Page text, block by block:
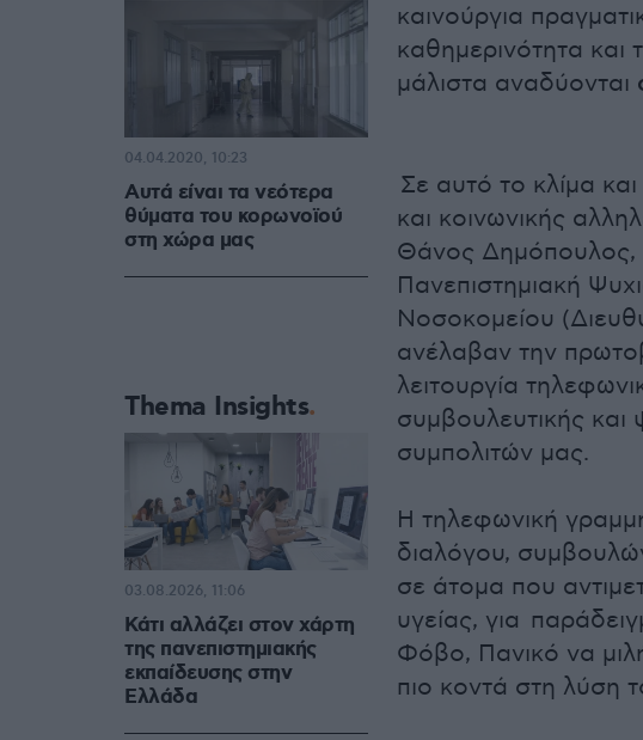
καινούργια
καθημερινότητα
μάλιστα αναδύονται
Σε αυτό το κλίμα
και κοινωνικής
Θάνος Δημόπουλος,
Πανεπιστημιακή
Νοσοκομείου
ανέλαβαν την
λειτουργία
συμβουλευτικής και
συμπολιτών μας.
Η τηλεφωνική
διαλόγου,
σε άτομα που
υγείας, για
Φόβο, Πανικό να
πιο κοντά στη λύση
Αυτά είναι τα νεότερα
θύματα του κορωνοϊού
στη χώρα μας
04.04.2020, 10:23
Thema Insights
Κάτι αλλάζει στον χάρτη
της πανεπιστημιακής
εκπαίδευσης στην
Ελλάδα
03.08.2026, 11:06